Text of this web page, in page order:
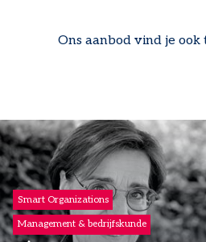
Ons aanbod vind je
Smart Organizations
Management & bedrijfskunde